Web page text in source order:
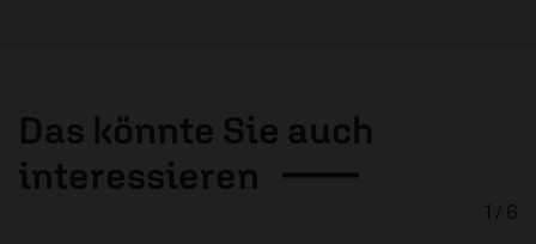
Das könnte Sie auch
interessieren
1 / 6